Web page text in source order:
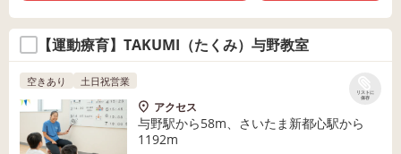
【運動療育】TAKUMI（たくみ）与野教室
リストに
保存
空きあり 土日祝営業
アクセス
与野駅から58m、さいたま新都心駅から
1192m